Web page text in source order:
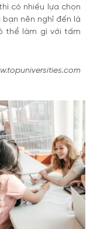
có nhiều lựa chọn
nên nghĩ đến là
thể làm gì với tấm